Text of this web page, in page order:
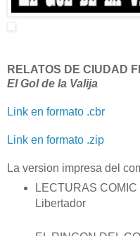
RELATOS DE CIUDAD
El Gol de la Valija
Link en formato .cbr
Link en formato .zip
La version impresa del
LECTURAS COMIC
Libertador